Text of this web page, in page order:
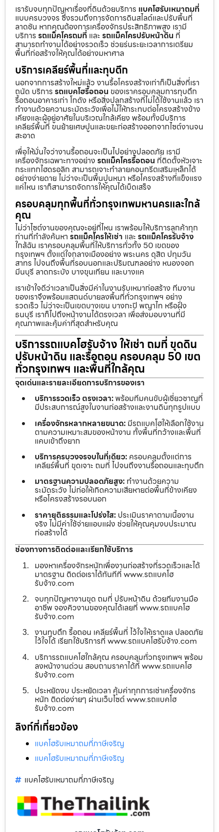
เรารับจบทุกปัญหาเรื่องที่ดินด้วยบริการ แบคโฮรับเหมาถมที่
แบบครบวงจร ซึ่งรวมถึงการจัดการดินสไลด์และปรับพื้นที่
ลาดชัน หากคุณต้องการเครื่องจักรประสิทธิภาพสูง เรามี
บริการ รถแม็คโครถมที่ และ รถแม็คโครปรับหน้าดิน ที่
สามารถทำงานได้อย่างรวดเร็ว ช่วยร่นระยะเวลาการเตรียม
พื้นที่ก่อสร้างให้คุณได้อย่างมหาศาล
บริการเคลียร์พื้นที่และทุบตึก
นอกจากการสร้างใหม่แล้ว งานรื้อโครงสร้างเก่าก็เป็นสิ่งที่เรา
ถนัด บริการ รถแบคโฮรื้อถอน ของเราครอบคลุมการทุบตึก
รื้อถอนอาคารเก่า โกดัง หรือสิ่งปลูกสร้างที่ไม่ได้ใช้งานแล้ว เรา
ทำงานด้วยความระมัดระวังเพื่อไม่ให้กระทบต่อโครงสร้างข้าง
เคียงและผู้อยู่อาศัยในบริเวณใกล้เคียง พร้อมทั้งมีบริการ
เคลียร์พื้นที่ ขนย้ายเศษปูนและขยะก่อสร้างออกจากไซต์งานจน
สะอาด
เพื่อให้มั่นใจว่างานรื้อถอนจะเป็นไปอย่างปลอดภัย เรามี
เครื่องจักรเฉพาะทางอย่าง รถแม็คโครรื้อถอน ที่ติดตั้งหัวเจาะ
กระแทกไฮดรอลิก สามารถเจาะทำลายคอนกรีตเสริมเหล็กได้
อย่างง่ายดาย ไม่ว่าจะเป็นพื้นปูนหนา หรือโครงสร้างที่แข็งแรง
แค่ไหน เราก็สามารถจัดการให้คุณได้เบ็ดเสร็จ
ครอบคลุมทุกพื้นที่ทั่วกรุงเทพมหานครและใกล้
คุณ
ไม่ว่าไซต์งานของคุณจะอยู่ที่ไหน เราพร้อมให้บริการลูกค้าทุก
ท่านที่กำลังค้นหา รถแม็คโครให้เช่า และ รถแม็คโครรับจ้าง
ใกล้ฉัน เราครอบคลุมพื้นที่ให้บริการทั่วทั้ง 50 เขตของ
กรุงเทพฯ ตั้งแต่ใจกลางเมืองอย่าง พระนคร ดุสิต ปทุมวัน
สาทร ไปจนถึงพื้นที่รอบนอกและปริมณฑลอย่าง หนองจอก
มีนบุรี ลาดกระบัง บางขุนเทียน และบางแค
เราเข้าใจดีว่าเวลาเป็นสิ่งมีค่าในงานรับเหมาก่อสร้าง ทีมงาน
ของเราจึงพร้อมแสตนด์บายลงพื้นที่ทั่วกรุงเทพฯ อย่าง
รวดเร็ว ไม่ว่าจะเป็นเขตบางเขน บางกะปิ พญาไท หรือฝั่ง
ธนบุรี เราก็ไปถึงหน้างานได้ตรงเวลา เพื่อส่งมอบงานที่มี
คุณภาพและคุ้มค่าที่สุดสำหรับคุณ
บริการรถแบคโฮรับจ้าง ให้เช่า ถมที่ ขุดดิน
ปรับหน้าดิน และรื้อถอน ครอบคลุม 50 เขต
ทั่วกรุงเทพฯ และพื้นที่ใกล้คุณ
จุดเด่นและรายละเอียดการบริการของเรา
บริการรวดเร็ว ตรงเวลา:พร้อมทีมคนขับผู้เชี่ยวชาญที่
มีประสบการณ์สูงในงานก่อสร้างและงานดินทุกรูปแบบ
เครื่องจักรหลากหลายขนาด: มีรถแบคโฮให้เลือกใช้งาน
ตามความเหมาะสมของหน้างาน ทั้งพื้นที่กว้างและพื้นที่
แคบเข้าถึงยาก
บริการครบวงจรจบในที่เดียว: ครอบคลุมตั้งแต่การ
เคลียร์พื้นที่ ขุดเจาะ ถมที่ ไปจนถึงงานรื้อถอนและทุบตึก
มาตรฐานความปลอดภัยสูง: ทำงานด้วยความ
ระมัดระวัง ไม่ก่อให้เกิดความเสียหายต่อพื้นที่ข้างเคียง
หรือโครงสร้างรอบนอก
ราคายุติธรรมและโปร่งใส: ประเมินราคาตามเนื้องาน
จริง ไม่มีค่าใช้จ่ายแอบแฝง ช่วยให้คุณคุมงบประมาณ
ก่อสร้างได้
ช่องทางการติดต่อและเรียกใช้บริการ
มองหาเครื่องจักรหนักเพื่องานก่อสร้างที่รวดเร็วและได้
มาตรฐาน ติดต่อเราได้ทันทีที่ www.รถแบคโฮ
รับจ้าง.com
จบทุกปัญหางานขุด ถมที่ ปรับหน้าดิน ด้วยทีมงานมือ
อาชีพ จองคิวงานของคุณได้เลยที่ www.รถแบคโฮ
รับจ้าง.com
งานทุบตึก รื้อถอน เคลียร์พื้นที่ ไว้ใจให้เราดูแล ปลอดภัย
ไว้ใจได้ เรียกใช้บริการที่ www.รถแบคโฮรับจ้าง.com
บริการรถแบคโฮใกล้คุณ ครอบคลุมทั่วกรุงเทพฯ พร้อม
ลงหน้างานด่วน สอบถามราคาได้ที่ www.รถแบคโฮ
รับจ้าง.com
ประหยัดงบ ประหยัดเวลา คุ้มค่าทุกการเช่าเครื่องจักร
หนัก ติดต่อง่ายๆ ผ่านเว็บไซต์ www.รถแบคโฮ
รับจ้าง.com
ลิงก์ที่เกี่ยวข้อง
แบคโฮรับเหมาถมที่ภาษีเจริญ
แบคโฮรับเหมาถมที่ภาษีเจริญ
แบคโฮรับเหมาถมที่ภาษีเจริญ